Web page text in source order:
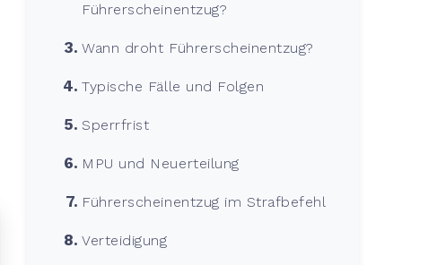
Führerscheinentzug?
Wann droht Führerscheinentzug?
Typische Fälle und Folgen
Sperrfrist
MPU und Neuerteilung
Führerscheinentzug im Strafbefehl
Verteidigung